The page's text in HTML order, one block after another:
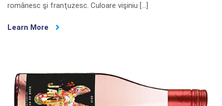
românesc şi franţuzesc. Culoare vişiniu […]
Learn More